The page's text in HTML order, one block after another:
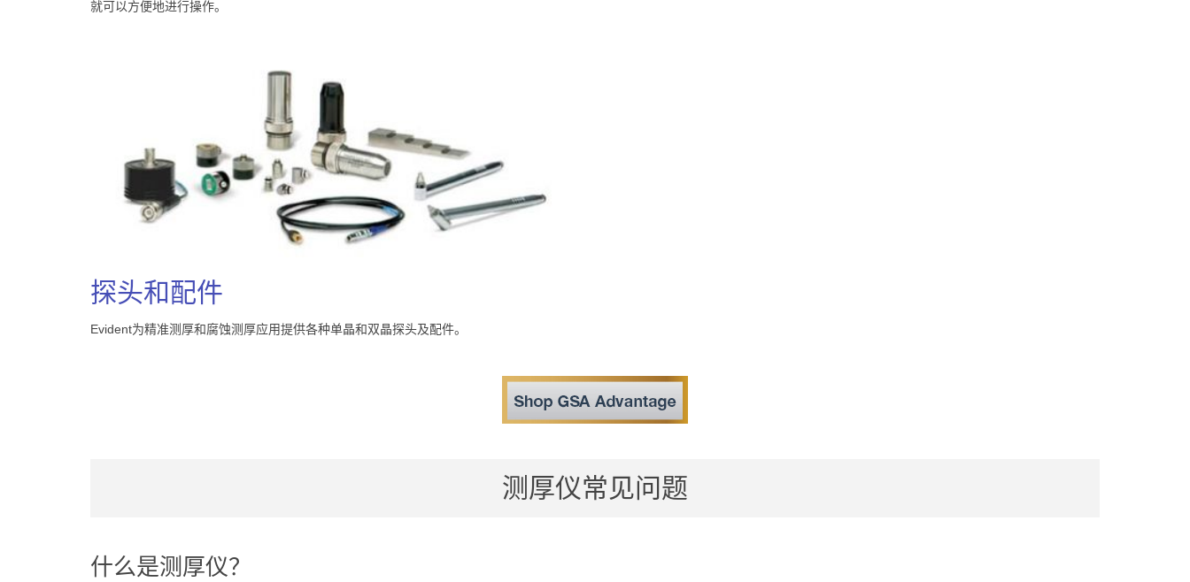
就可以方便地进行操作。
探头和配件
Evident为精准测厚和腐蚀测厚应用提供各种单晶和双晶探头及配件。
测厚仪常见问题
什么是测厚仪？